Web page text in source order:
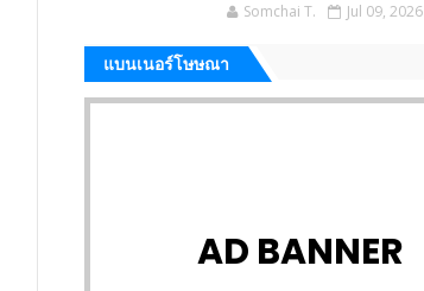
Somchai T. Jul 09, 2026
แบนเนอร์โษษณา
AD BANNER